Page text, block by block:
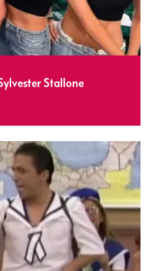
Stallone